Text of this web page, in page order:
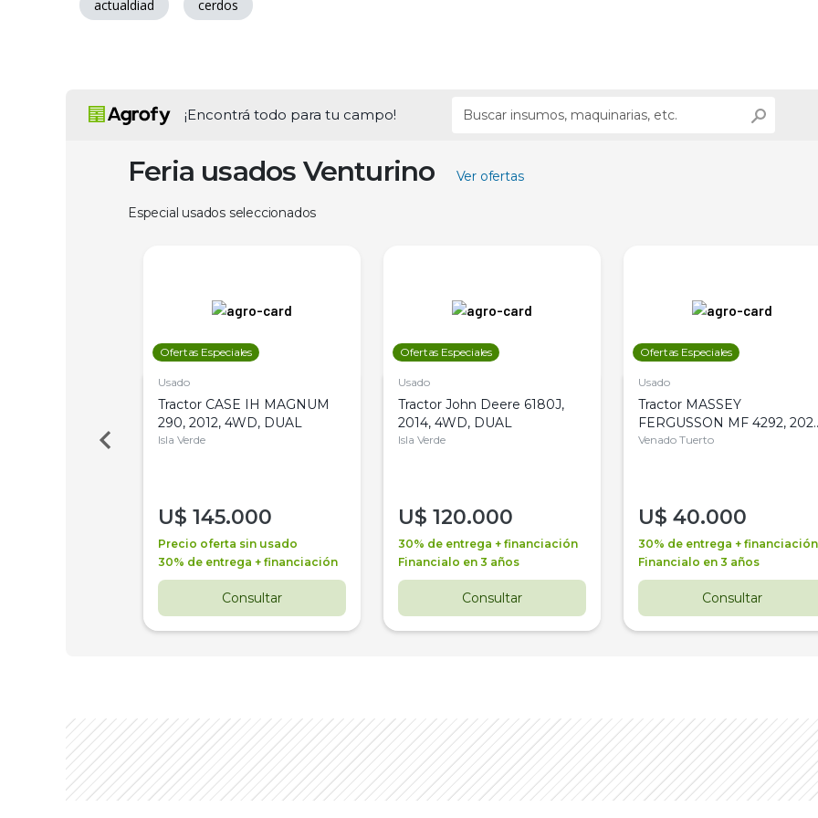
actualdiad cerdos
¡Encontrá todo para tu campo!
Feria usados Venturino Ver ofertas
Especial usados seleccionados
Ofertas Especiales
Usado
Tractor CASE IH MAGNUM
290, 2012, 4WD, DUAL
Isla Verde
U$ 145.000
Precio oferta sin usado
30% de entrega + financiación
Consultar
Ofertas Especiales
Usado
Tractor John Deere 6180J,
2014, 4WD, DUAL
Isla Verde
U$ 120.000
30% de entrega + financiación
Financialo en 3 años
Consultar
Ofertas Especiales
Usado
Tractor MASSEY
FERGUSSON MF 4292,
4WD, PATON
Venado Tuerto
U$ 40.000
30% de entrega + financiación
Financialo en 3 años
Consultar